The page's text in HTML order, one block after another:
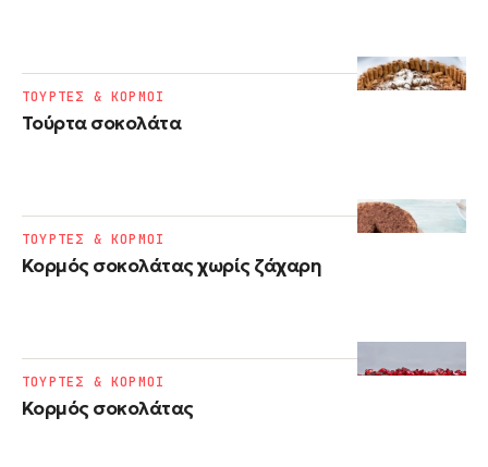
Τούρτα σοκολάτα
ΤΟΥΡΤΕΣ & ΚΟΡΜΟΙ
Κορμός σοκολάτας χωρίς ζάχαρη
ΤΟΥΡΤΕΣ & ΚΟΡΜΟΙ
Κορμός σοκολάτας
ΤΟΥΡΤΕΣ & ΚΟΡΜΟΙ